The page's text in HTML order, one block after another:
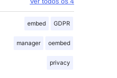
embed GDPR
manager oembed
privacy